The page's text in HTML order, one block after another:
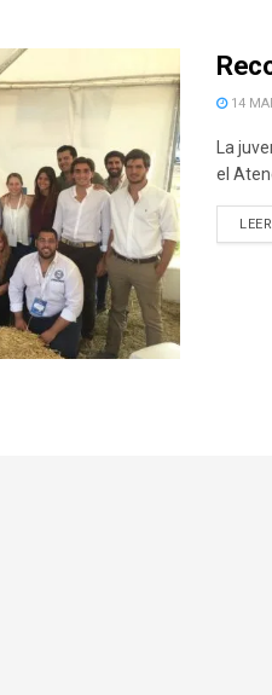
14
La
el